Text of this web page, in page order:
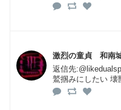
激烈の童貞 和南
返信先
鷲掴みにしたい 壊